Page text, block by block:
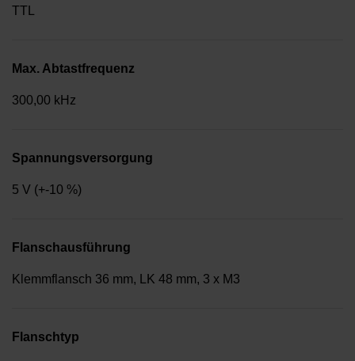
TTL
Max. Abtastfrequenz
300,00 kHz
Spannungsversorgung
5 V (+-10 %)
Flanschausführung
Klemmflansch 36 mm, LK 48 mm, 3 x M3
Flanschtyp